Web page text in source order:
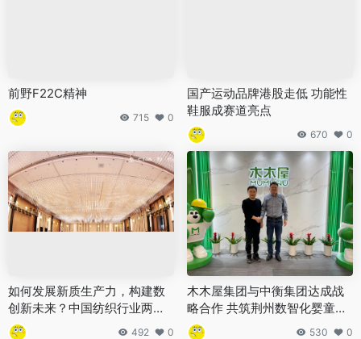
前野F22C精神
715 0
国产运动品牌港股走低 功能性
鞋服成赛道亮点
670 0
如何发展新质生产力，构建数
创新未来？中国纺织行业两化
融合大会释放新信号
492 0
木木屋集团与中衡集团达成战
略合作 共筑荆州数智化婴童产
业新蓝图
530 0